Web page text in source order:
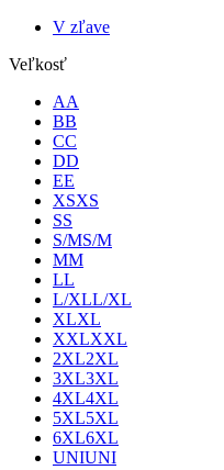
V zľave
Veľkosť
AA
BB
CC
DD
EE
XSXS
SS
S/MS/M
MM
LL
L/XLL/XL
XLXL
XXLXXL
2XL2XL
3XL3XL
4XL4XL
5XL5XL
6XL6XL
UNIUNI